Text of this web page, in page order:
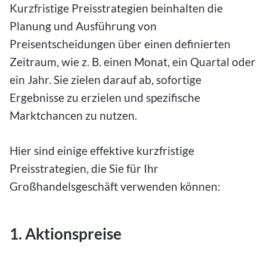
Kurzfristige Preisstrategien beinhalten die
Planung und Ausführung von
Preisentscheidungen über einen definierten
Zeitraum, wie z. B. einen Monat, ein Quartal oder
ein Jahr. Sie zielen darauf ab, sofortige
Ergebnisse zu erzielen und spezifische
Marktchancen zu nutzen.
Hier sind einige effektive kurzfristige
Preisstrategien, die Sie für Ihr
Großhandelsgeschäft verwenden können:
1. Aktionspreise